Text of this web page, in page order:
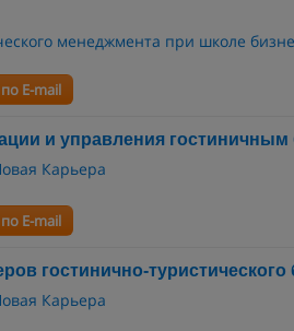
менеджмента при школе
E-mail
и управления гостиничным
Карьера
E-mail
гостинично-туристического
Карьера